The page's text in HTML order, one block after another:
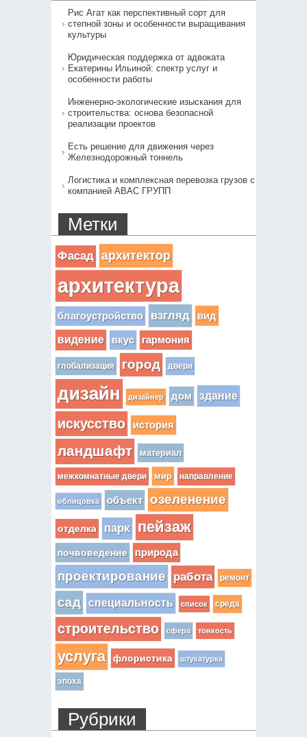
Рис Агат как перспективный сорт для
степной зоны и особенности выращивания
культуры
Юридическая поддержка от адвоката
Екатерины Ильиной: спектр услуг и
особенности работы
Инженерно-экологические изыскания для
строительства: основа безопасной
реализации проектов
Есть решение для движения через
Железнодорожный тоннель
Логистика и комплексная перевозка грузов с
компанией АВАС ГРУПП
Метки
Фасад архитектор
архитектура
благоустройство взгляд вид
видение вкус гармония
глобализация город двери
дизайн дизайнер дом здание
искусство история
ландшафт материал
межкомнатные двери мир направление
облицовка объект озеленение
отделка парк пейзаж
почвоведение природа
проектирование работа ремонт
сад специальность список среда
строительство сфера тонкость
услуга флористика штукатурка
эпоха
Рубрики